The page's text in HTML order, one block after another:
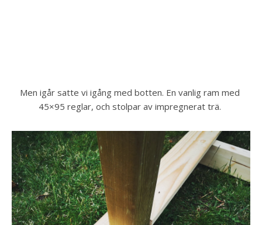
Men igår satte vi igång med botten. En vanlig ram med
45×95 reglar, och stolpar av impregnerat trä.